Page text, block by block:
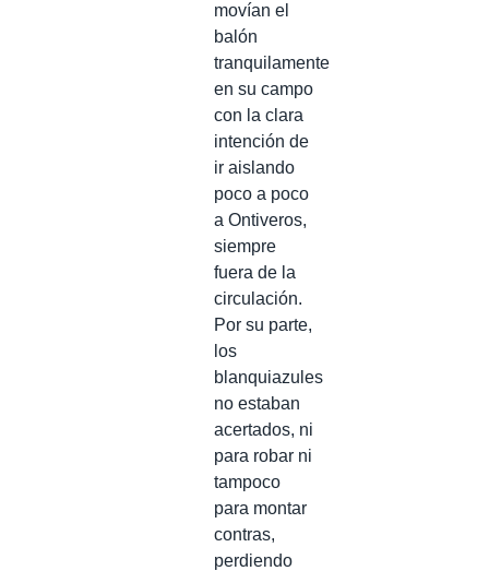
movían el
balón
tranquilamente
en su campo
con la clara
intención de
ir aislando
poco a poco
a Ontiveros,
siempre
fuera de la
circulación.
Por su parte,
los
blanquiazules
no estaban
acertados, ni
para robar ni
tampoco
para montar
contras,
perdiendo